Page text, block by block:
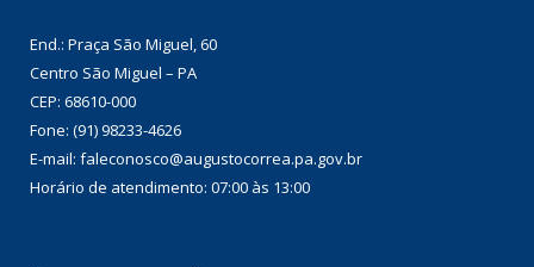
End.: Praça São Miguel, 60
Centro São Miguel – PA
CEP: 68610-000
Fone: (91) 98233-4626
E-mail: faleconosco@augustocorrea.pa.gov.br
Horário de atendimento: 07:00 às 13:00